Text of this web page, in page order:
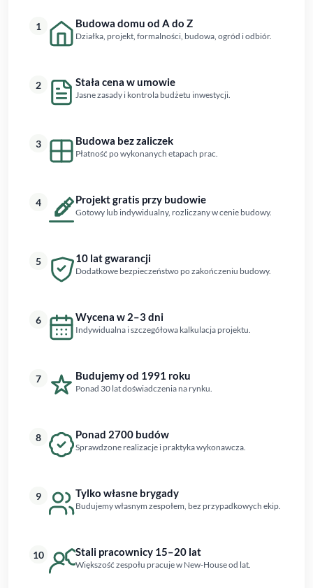
1 Budowa domu od A do Z
Działka, projekt, formalności, budowa, ogród i odbiór.
2 Stała cena w umowie
Jasne zasady i kontrola budżetu inwestycji.
3 Budowa bez zaliczek
Płatność po wykonanych etapach prac.
4 Projekt gratis przy budowie
Gotowy lub indywidualny, rozliczany w cenie budowy.
5 10 lat gwarancji
Dodatkowe bezpieczeństwo po zakończeniu budowy.
6 Wycena w 2–3 dni
Indywidualna i szczegółowa kalkulacja projektu.
7 Budujemy od 1991 roku
Ponad 30 lat doświadczenia na rynku.
8 Ponad 2700 budów
Sprawdzone realizacje i praktyka wykonawcza.
9 Tylko własne brygady
Budujemy własnym zespołem, bez przypadkowych ekip.
10 Stali pracownicy 15–20 lat
Większość zespołu pracuje w New-House od lat.